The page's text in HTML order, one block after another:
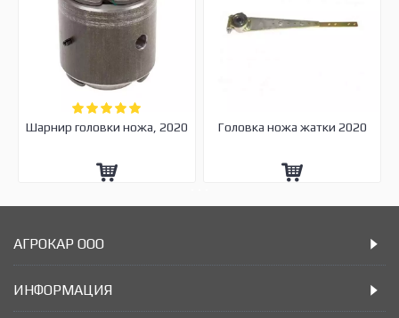
Шарнир головки ножа, 2020 Головка ножа жатки 2020
АГРОКАР ООО
ИНФОРМАЦИЯ